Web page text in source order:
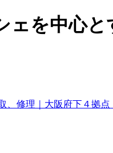
を中心と